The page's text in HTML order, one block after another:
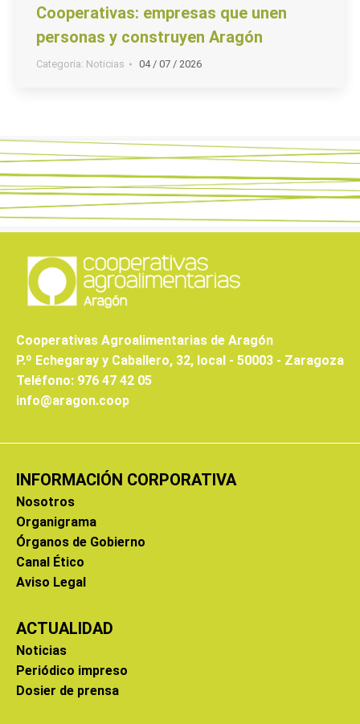
Cooperativas: empresas que unen
personas y construyen Aragón
Categoria: Noticias 04 / 07 / 2026
Cooperativas Agroalimentarias de Aragón
P.º Echegaray y Caballero, 32, local - 50003 - Zaragoza
Teléfono: 976 47 42 05
info@aragon.coop
INFORMACIÓN CORPORATIVA
Nosotros
Organigrama
Órganos de Gobierno
Canal Ético
Aviso Legal
ACTUALIDAD
Noticias
Periódico impreso
Dosier de prensa